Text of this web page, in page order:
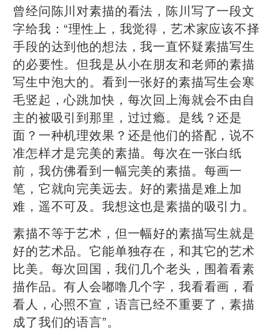
曾经问陈川对素描的看法，陈川写了一段文
字给我：“理性上，我觉得，艺术家应该不择
手段的达到他的想法，我一直怀疑素描写生
的必要性。但我是从小在朋友和老师的素描
写生中泡大的。看到一张好的素描写生会寒
毛竖起，心跳加快，每次回上海就会不由自
主的被吸引到那里，过过瘾。是线？还是
面？一种机理效果？还是他们的搭配，说不
准怎样才是完美的素描。每次在一张白纸
前，我仿佛看到一幅完美的素描。每画一
笔，它就向完美远去。好的素描是难上加
难，遥不可及。我想这也是素描的吸引力。
素描不等于艺术，但一幅好的素描写生就是
好的艺术品。它能单独存在，和其它的艺术
比美。每次回国，我们几个老头，围着看素
描作品。有人会嘟噜几个字，我看看画，看
看人，心照不宣，语言已经不重要了，素描
成了我们的语言”。